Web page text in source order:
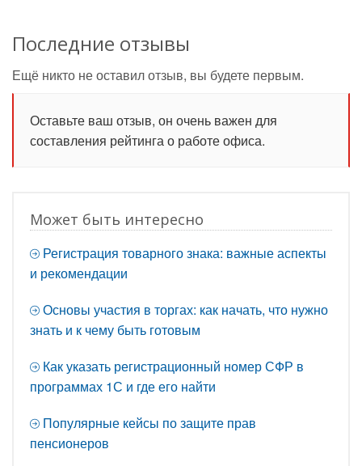
Последние отзывы
Ещё никто не оставил отзыв, вы будете первым.
Оставьте ваш отзыв, он очень важен для
составления рейтинга о работе офиса.
Может быть интересно
Регистрация товарного знака: важные аспекты
и рекомендации
Основы участия в торгах: как начать, что нужно
знать и к чему быть готовым
Как указать регистрационный номер СФР в
программах 1С и где его найти
Популярные кейсы по защите прав
пенсионеров